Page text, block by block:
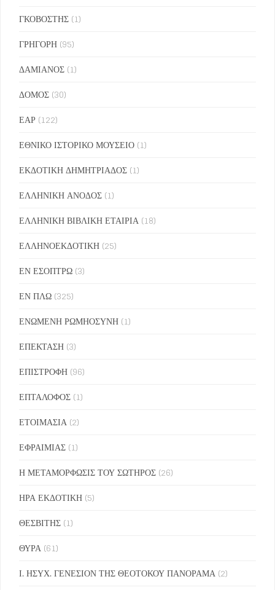
ΓΚΟΒΟΣΤΗΣ (1)
ΓΡΗΓΟΡΗ (95)
ΔΑΜΙΑΝΟΣ (1)
ΔΟΜΟΣ (30)
ΕΑΡ (122)
ΕΘΝΙΚΟ ΙΣΤΟΡΙΚΟ ΜΟΥΣΕΙΟ (1)
ΕΚΔΟΤΙΚΗ ΔΗΜΗΤΡΙΑΔΟΣ (1)
ΕΛΛΗΝΙΚΗ ΑΝΟΔΟΣ (1)
ΕΛΛΗΝΙΚΗ ΒΙΒΛΙΚΗ ΕΤΑΙΡΙΑ (18)
ΕΛΛΗΝΟΕΚΔΟΤΙΚΗ (25)
ΕΝ ΕΣΟΠΤΡΩ (3)
ΕΝ ΠΛΩ (325)
ΕΝΩΜΕΝΗ ΡΩΜΗΟΣΥΝΗ (1)
ΕΠΕΚΤΑΣΗ (3)
ΕΠΙΣΤΡΟΦΗ (96)
ΕΠΤΑΛΟΦΟΣ (1)
ΕΤΟΙΜΑΣΙΑ (2)
ΕΦΡΑΙΜΙΑΣ (1)
Η ΜΕΤΑΜΟΡΦΩΣΙΣ ΤΟΥ ΣΩΤΗΡΟΣ (26)
ΗΡΑ ΕΚΔΟΤΙΚΗ (5)
ΘΕΣΒΙΤΗΣ (1)
ΘΥΡΑ (61)
Ι. ΗΣΥΧ. ΓΕΝΕΣΙΟΝ ΤΗΣ ΘΕΟΤΟΚΟΥ ΠΑΝΟΡΑΜΑ (2)